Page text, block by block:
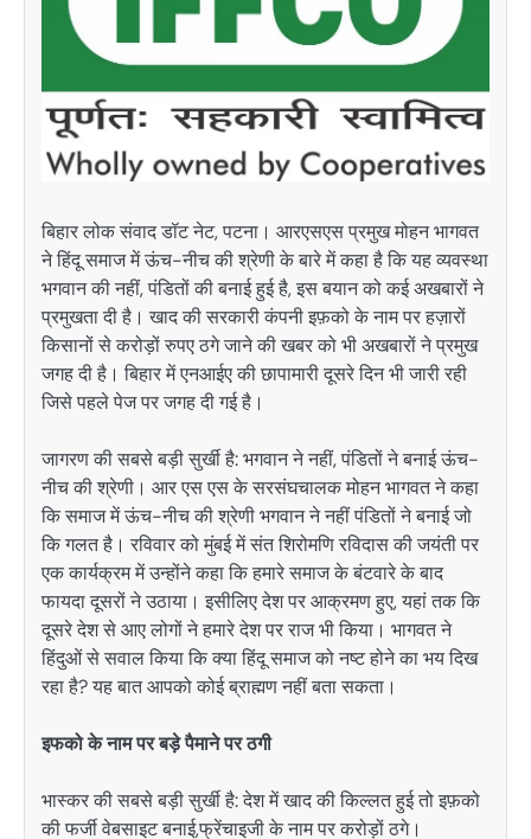
बिहार लोक संवाद डॉट नेट, पटना। आरएसएस प्रमुख मोहन भागवत
ने हिंदू समाज में ऊंच-नीच की श्रेणी के बारे में कहा है कि यह व्यवस्था
भगवान की नहीं, पंडितों की बनाई हुई है, इस बयान को कई अखबारों ने
प्रमुखता दी है। खाद की सरकारी कंपनी इफ़को के नाम पर हज़ारों
किसानों से करोड़ों रुपए ठगे जाने की खबर को भी अखबारों ने प्रमुख
जगह दी है। बिहार में एनआईए की छापामारी दूसरे दिन भी जारी रही
जिसे पहले पेज पर जगह दी गई है।
जागरण की सबसे बड़ी सुर्खी है: भगवान ने नहीं, पंडितों ने बनाई ऊंच-
नीच की श्रेणी। आर एस एस के सरसंघचालक मोहन भागवत ने कहा
कि समाज में ऊंच-नीच की श्रेणी भगवान ने नहीं पंडितों ने बनाई जो
कि गलत है। रविवार को मुंबई में संत शिरोमणि रविदास की जयंती पर
एक कार्यक्रम में उन्होंने कहा कि हमारे समाज के बंटवारे के बाद
फायदा दूसरों ने उठाया। इसीलिए देश पर आक्रमण हुए, यहां तक कि
दूसरे देश से आए लोगों ने हमारे देश पर राज भी किया। भागवत ने
हिंदुओं से सवाल किया कि क्या हिंदू समाज को नष्ट होने का भय दिख
रहा है? यह बात आपको कोई ब्राह्मण नहीं बता सकता।
इफको के नाम पर बड़े पैमाने पर ठगी
भास्कर की सबसे बड़ी सुर्खी है: देश में खाद की किल्लत हुई तो इफ़को
की फर्जी वेबसाइट बनाई,फ्रेंचाइजी के नाम पर करोड़ों ठगे।